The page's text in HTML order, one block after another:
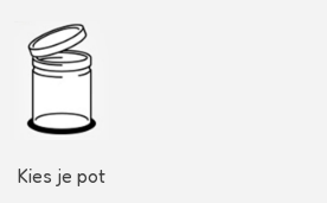
Kies je pot